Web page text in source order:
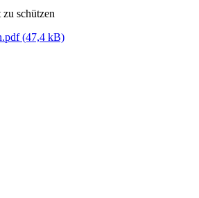
schützen
(47,4 kB)